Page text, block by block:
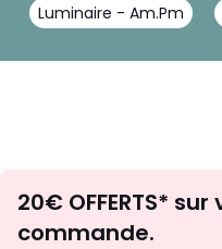
Luminaire - Am.Pm
20€ OFFERTS*
commande.